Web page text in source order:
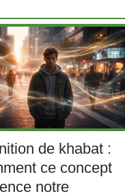
de khabat :
ce concept
notre